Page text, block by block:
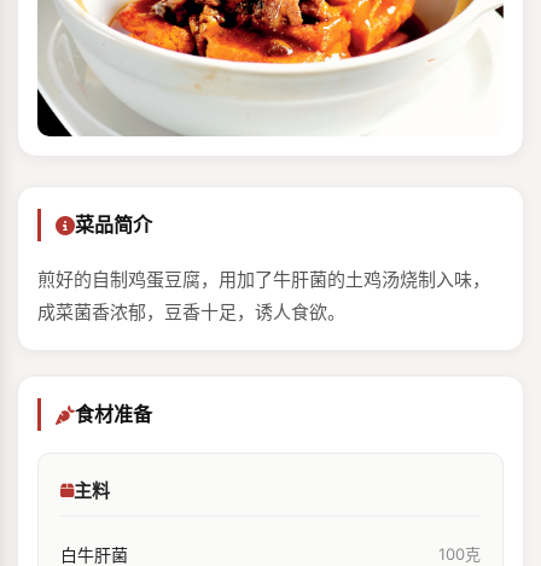
菜品简介
煎好的自制鸡蛋豆腐，用加了牛肝菌的土鸡汤烧制入味，
成菜菌香浓郁，豆香十足，诱人食欲。
食材准备
主料
白牛肝菌 100克